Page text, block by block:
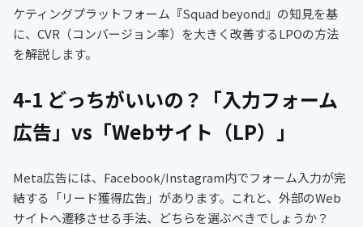
ケティングプラットフォーム『Squad beyond』の知見を基
に、CVR（コンバージョン率）を大きく改善するLPOの方法
を解説します。
4-1 どっちがいいの？「入力フォーム
広告」vs「Webサイト（LP）」
Meta広告には、Facebook/Instagram内でフォーム入力が完
結する「リード獲得広告」があります。これと、外部のWeb
サイトへ遷移させる手法、どちらを選ぶべきでしょうか？